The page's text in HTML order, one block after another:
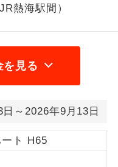
熱海駅間）
を見る
～2026年9月13日
ト H65
参加いただけるコースで
加いただけるコースで
年齢に制限があるコース